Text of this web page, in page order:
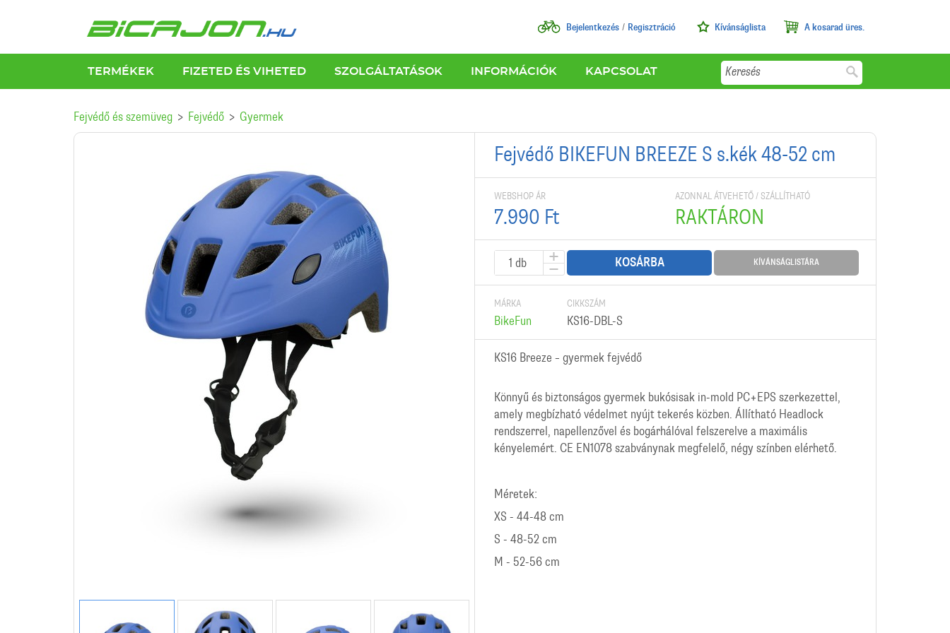
Bejelentkezés Regisztráció Kívánságlista A kosarad üres.
TERMÉKEK FIZETED ÉS VIHETED SZOLGÁLTATÁSOK INFORMÁCIÓK KAPCSOLAT Keresés
Fejvédő és szemüveg Fejvédő Gyermek
Fejvédő BIKEFUN BREEZE S s.kék 48-52 cm
WEBSHOP ÁR
7.990 Ft
AZONNAL ÁTVEHETŐ / SZÁLLÍTHATÓ
RAKTÁRON
KOSÁRBA KÍVÁNSÁGLISTÁRA
MÁRKA
BikeFun
CIKKSZÁM
KS16-DBL-S
KS16 Breeze – gyermek fejvédő
Könnyű és biztonságos gyermek bukósisak in-mold PC+EPS szerkezettel,
amely megbízható védelmet nyújt tekerés közben. Állítható Headlock
rendszerrel, napellenzővel és bogárhálóval felszerelve a maximális
kényelemért. CE EN1078 szabványnak megfelelő, négy színben elérhető.
Méretek:
XS - 44-48 cm
S - 48-52 cm
M - 52-56 cm